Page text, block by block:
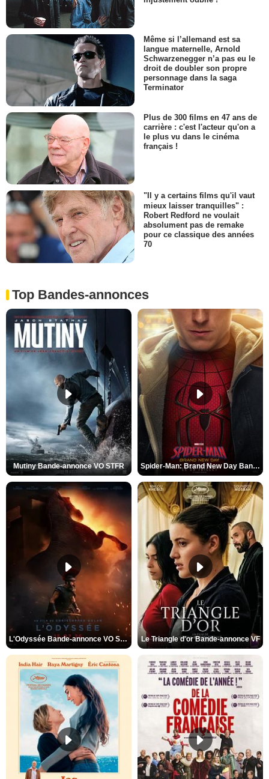
Même si l’allemand est sa
langue maternelle, Arnold
Schwarzenegger n’a pas eu le
droit de doubler son propre
personnage dans la saga
Terminator
Plus de 300 films en 47 ans de
carrière : c'est l'acteur qu'on a
le plus vu dans le cinéma
français !
"Il y a certains films qu'il vaut
mieux laisser tranquilles" :
Robert Redford ne voulait
absolument pas de remake
pour ce classique des années
70
Top Bandes-annonces
Mutiny Bande-annonce VO STFR Spider-Man: Brand New Day Bande-annonce VO STFR
L'Odyssée Bande-annonce VO STFR Le Triangle d'or Bande-annonce VF